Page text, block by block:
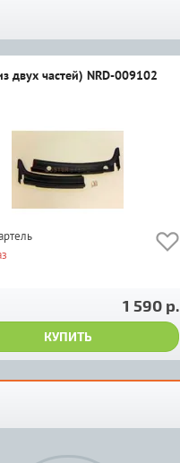
двух частей) NRD-009102
1 590 р.
КУПИТЬ